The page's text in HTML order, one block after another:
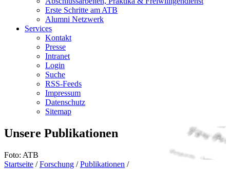
Erste Schritte am ATB
Alumni Netzwerk
Services
Kontakt
Presse
Intranet
Login
Suche
RSS-Feeds
Impressum
Datenschutz
Sitemap
Unsere Publikationen
Foto: ATB
Startseite / Forschung / Publikationen /